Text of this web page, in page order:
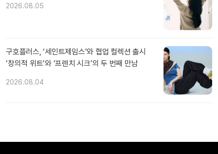
2026.08.05
구호플러스, ‘세인트제임스’와 협업 컬렉션 출시
‘창의적 위트’와 ‘프렌치 시크’의 두 번째 만남
2026.08.04